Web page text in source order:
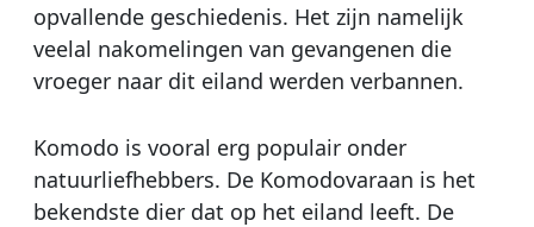
opvallende geschiedenis. Het zijn namelijk
veelal nakomelingen van gevangenen die
vroeger naar dit eiland werden verbannen.
Komodo is vooral erg populair onder
natuurliefhebbers. De Komodovaraan is het
bekendste dier dat op het eiland leeft. De